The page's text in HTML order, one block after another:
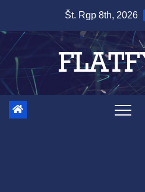
content
Št. Rgp 8th, 2026